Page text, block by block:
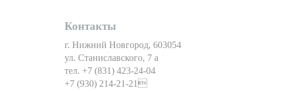
Контакты
г. Нижний Новгород, 603054
ул. Станиславского, 7 а
тел. +7 (831) 423-24-04
+7 (930) 214-21-21